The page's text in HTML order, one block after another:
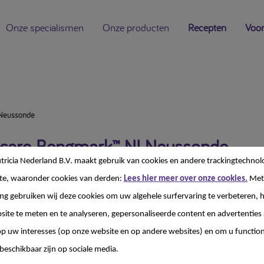
Onze specialismen Onze producten Recepten
Bengmark™ NI Neussonde
Bengmark™ neus-duodenumsonde is ontworpen
Nederland B.V. maakt gebruik van cookies en andere
waaronder cookies van derden: Lees hier meer over onze cookies.
gebruiken wij deze cookies om uw algehele surfervaring te verbeteren,
te meten en te analyseren, gepersonaliseerde content en advertenties
uw interesses (op onze website en op andere websites) en om u
zijn op sociale media.